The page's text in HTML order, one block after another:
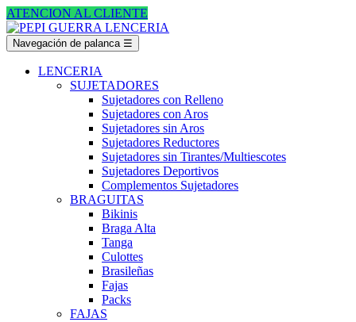
ATENCION AL CLIENTE
Navegación de palanca ☰
LENCERIA
SUJETADORES
Sujetadores con Relleno
Sujetadores con Aros
Sujetadores sin Aros
Sujetadores Reductores
Sujetadores sin Tirantes/Multiescotes
Sujetadores Deportivos
Complementos Sujetadores
BRAGUITAS
Bikinis
Braga Alta
Tanga
Culottes
Brasileñas
Fajas
Packs
FAJAS